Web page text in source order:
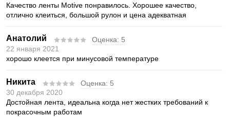
Качество ленты Motive понравилось. Хорошее качество,
отлично клеиться, большой рулон и цена адекватная
Анатолий Оценка: 5
22 января 2021
хорошо клеется при минусовой температуре
Никита Оценка: 5
30 декабря 2020
Достойная лента, идеальна когда нет жестких требований к
покрасочным работам